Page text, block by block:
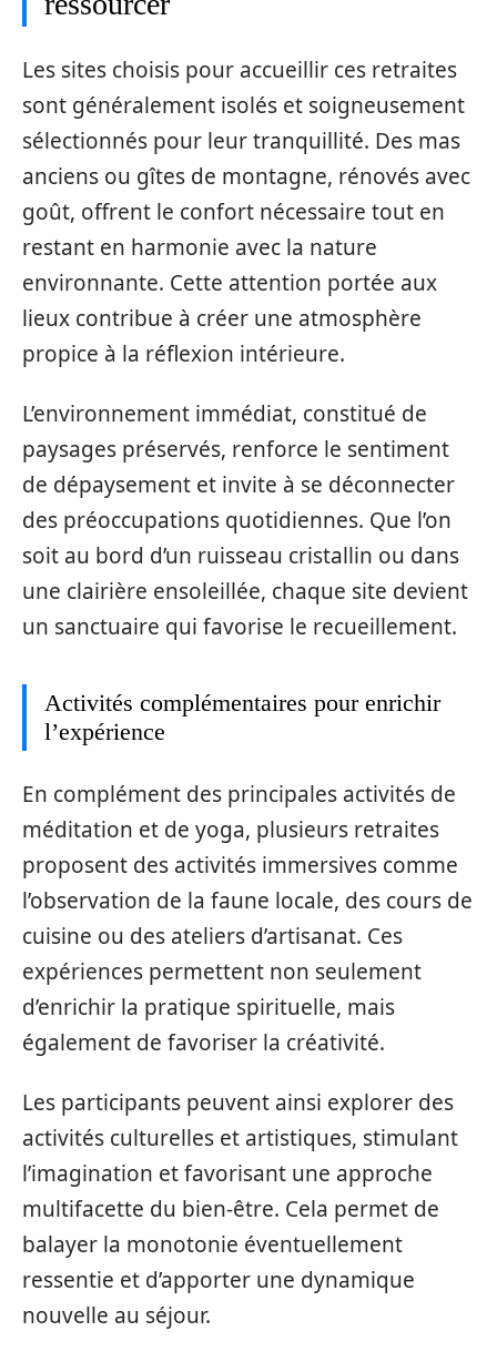
Les sites choisis pour accueillir ces retraites
sont généralement isolés et soigneusement
sélectionnés pour leur tranquillité. Des mas
anciens ou gîtes de montagne, rénovés avec
goût, offrent le confort nécessaire tout en
restant en harmonie avec la nature
environnante. Cette attention portée aux
lieux contribue à créer une atmosphère
propice à la réflexion intérieure.
L’environnement immédiat, constitué de
paysages préservés, renforce le sentiment
de dépaysement et invite à se déconnecter
des préoccupations quotidiennes. Que l’on
soit au bord d’un ruisseau cristallin ou dans
une clairière ensoleillée, chaque site devient
un sanctuaire qui favorise le recueillement.
Activités complémentaires pour enrichir
l’expérience
En complément des principales activités de
méditation et de yoga, plusieurs retraites
proposent des activités immersives comme
l’observation de la faune locale, des cours de
cuisine ou des ateliers d’artisanat. Ces
expériences permettent non seulement
d’enrichir la pratique spirituelle, mais
également de favoriser la créativité.
Les participants peuvent ainsi explorer des
activités culturelles et artistiques, stimulant
l’imagination et favorisant une approche
multifacette du bien-être. Cela permet de
balayer la monotonie éventuellement
ressentie et d’apporter une dynamique
nouvelle au séjour.